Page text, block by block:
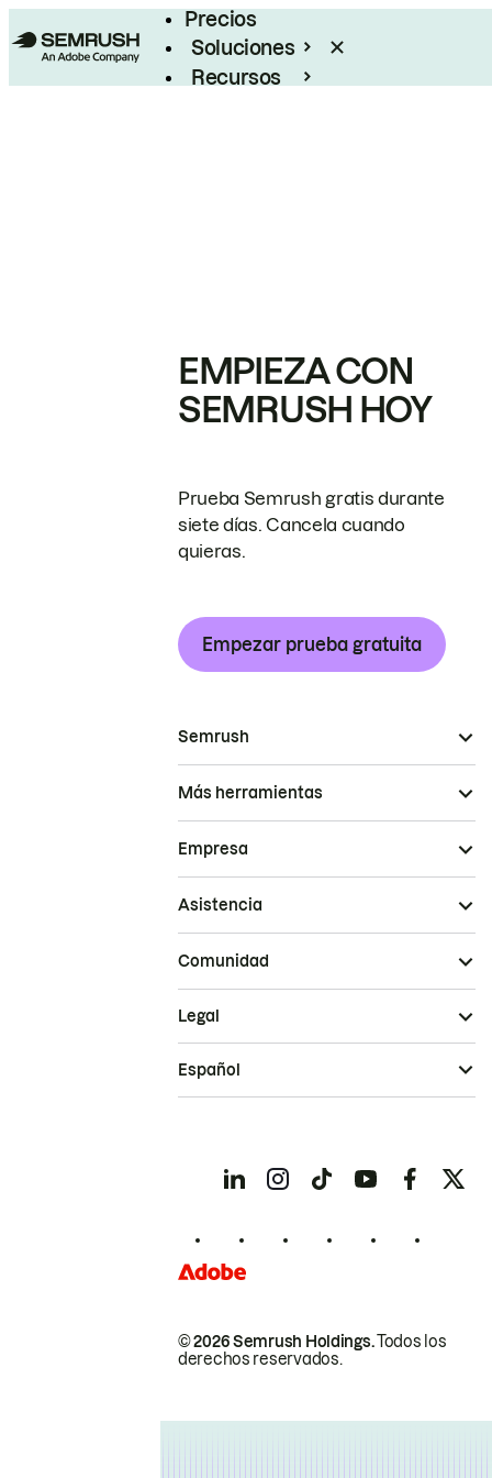
Precios
Soluciones
Recursos
EMPIEZA CON
SEMRUSH HOY
Prueba Semrush gratis durante
siete días. Cancela cuando
quieras.
Empezar prueba gratuita
Semrush
Más herramientas
Empresa
Asistencia
Comunidad
© 2026 Semrush Holdings.Todos los
derechos reservados.
Legal
Español